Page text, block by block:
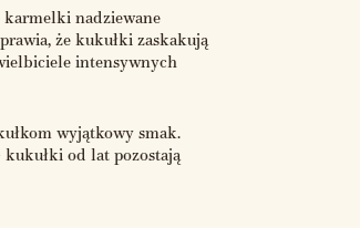
karmelki nadziewane
że kukułki zaskakują
intensywnych
wyjątkowy smak.
kukułki od lat pozostają